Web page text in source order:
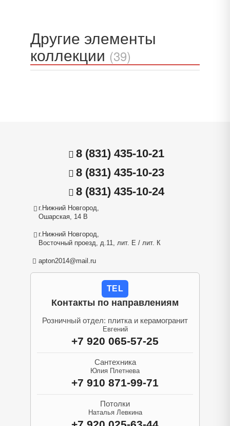
Другие элементы
коллекции (39)
8 (831) 435-10-21
8 (831) 435-10-23
8 (831) 435-10-24
г.Нижний Новгород,
Ошарская, 14 В
г.Нижний Новгород,
Восточный проезд, д.11, лит. Е / лит. К
apton2014@mail.ru
TEL
Контакты по направлениям
Розничный отдел: плитка и керамогранит
Евгений
+7 920 065-57-25
Сантехника
Юлия Плетнева
+7 910 871-99-71
Потолки
Наталья Левкина